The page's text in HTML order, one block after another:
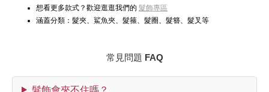
想看更多款式？歡迎逛逛我們的 髮飾專區
涵蓋分類：髮夾、鯊魚夾、髮箍、髮圈、髮簪、髮叉等
常見問題 FAQ
髮飾會夾不住嗎？